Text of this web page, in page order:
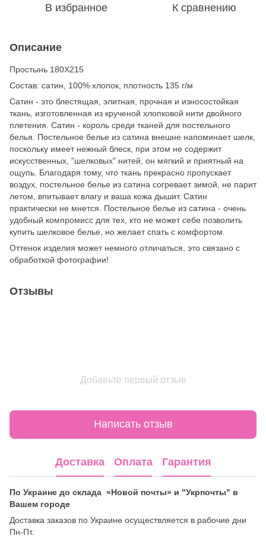
В избранное К сравнению
Описание
Простынь 180Х215
Состав: сатин, 100% хлопок, плотность 135 г/м
Сатин - это блестящая, элитная, прочная и износостойкая
ткань, изготовленная из крученой хлопковой нити двойного
плетения. Сатин - король среди тканей для постельного
белья. Постельное белье из сатина внешне напоминает шелк,
поскольку имеет нежный блеск, при этом не содержит
искусственных, "шелковых" нитей, он мягкий и приятный на
ощупь. Благодаря тому, что ткань прекрасно пропускает
воздух, постельное белье из сатина согревает зимой, не парит
летом, впитывает влагу и ваша кожа дышит. Сатин
практически не мнется. Постельное белье из сатина - очень
удобный компромисс для тех, кто не может себе позволить
купить шелковое белье, но желает спать с комфортом.
Оттенок изделия может немного отличаться, это связано с
обработкой фотографии!
Отзывы
Добавьте первый отзыв
Написать отзыв
Доставка Оплата Гарантия
По Украине до склада «Новой почты» и "Укрпочты" в
Вашем городе
Доставка заказов по Украине осуществляется в рабочие дни
Пн-Пт.